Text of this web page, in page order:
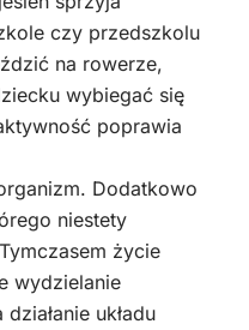
czy przedszkolu
na rowerze,
wybiegać się
poprawia
Dodatkowo
niestety
życie
wydzielanie
układu